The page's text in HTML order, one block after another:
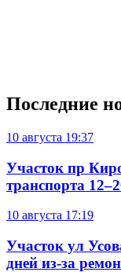
Последние
10 августа 19:37
Участок пр
транспорта
10 августа 17:19
Участок ул
дней из-за